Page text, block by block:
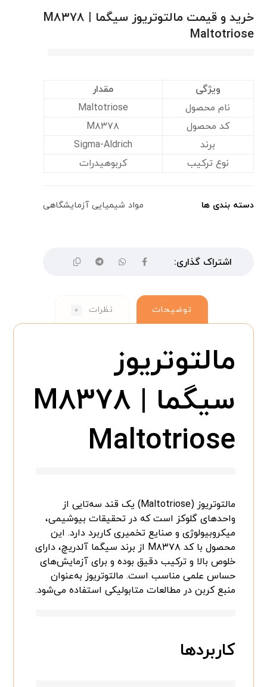
خرید و قیمت مالتوتریوز سیگما M۸۳۷۸ |
Maltotriose
ویژگی
مقدار
نام محصول
Maltotriose
کد محصول
M۸۳۷۸
برند
Sigma-Aldrich
نوع ترکیب
کربوهیدرات
دسته بندی ها مواد شیمیایی آزمایشگاهی
توضیحات نظرات ۰
مالتوتریوز
سیگما M۸۳۷۸ |
Maltotriose
مالتوتریوز (Maltotriose) یک قند سه‌تایی از
واحدهای گلوکز است که در تحقیقات بیوشیمی،
میکروبیولوژی و صنایع تخمیری کاربرد دارد. این
محصول با کد M۸۳۷۸ از برند سیگما آلدریچ، دارای
خلوص بالا و ترکیب دقیق بوده و برای آزمایش‌های
حساس علمی مناسب است. مالتوتریوز به‌عنوان
منبع کربن در مطالعات متابولیکی استفاده می‌شود.
کاربردها